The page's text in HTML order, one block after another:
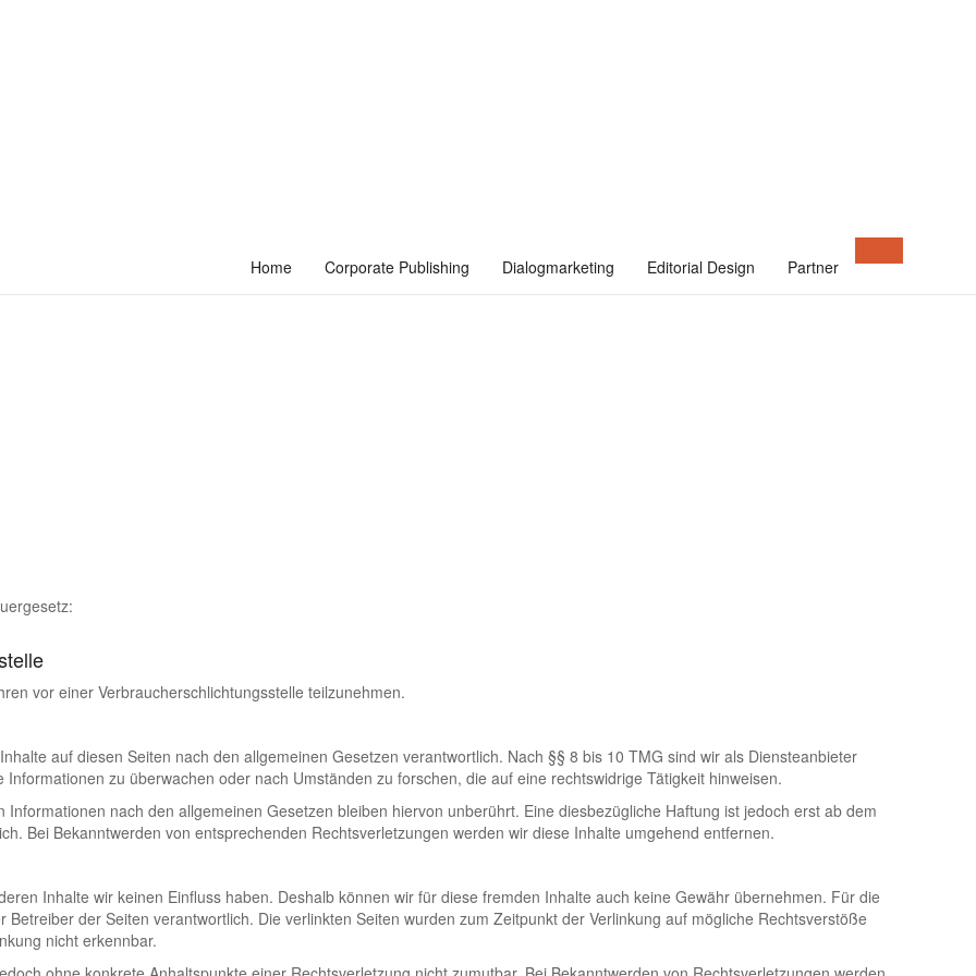
Home Corporate Publishing Dialogmarketing Editorial Design Partner
vor einer Verbraucherschlichtungsstelle teilzunehmen.
auf diesen Seiten nach den allgemeinen Gesetzen verantwortlich. Nach §§ 8 bis 10 TMG sind wir als Diensteanbieter
zu überwachen oder nach Umständen zu forschen, die auf eine rechtswidrige Tätigkeit hinweisen.
nach den allgemeinen Gesetzen bleiben hiervon unberührt. Eine diesbezügliche Haftung ist jedoch erst ab dem
Bei Bekanntwerden von entsprechenden Rechtsverletzungen werden wir diese Inhalte umgehend entfernen.
Inhalte wir keinen Einfluss haben. Deshalb können wir für diese fremden Inhalte auch keine Gewähr übernehmen. Für die
der Seiten verantwortlich. Die verlinkten Seiten wurden zum Zeitpunkt der Verlinkung auf mögliche Rechtsverstöße
nicht erkennbar.